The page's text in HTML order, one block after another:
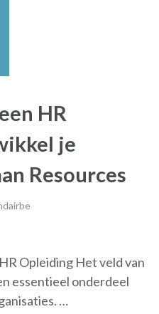
HR
je
Resources
Opleiding Het veld van
essentieel onderdeel
…